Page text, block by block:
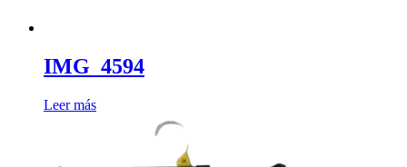
IMG_4594
Leer más